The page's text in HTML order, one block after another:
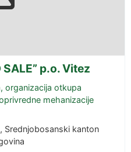
p.o. Vitez
organizacija otkupa
mehanizacije
Srednjobosanski kanton